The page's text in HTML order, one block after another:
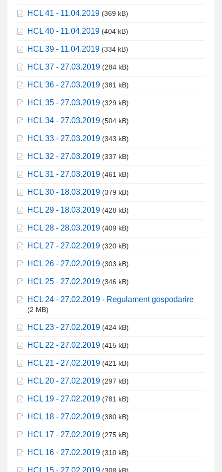
HCL 41 - 11.04.2019 (369 kB)
HCL 40 - 11.04.2019 (404 kB)
HCL 39 - 11.04.2019 (334 kB)
HCL 37 - 27.03.2019 (284 kB)
HCL 36 - 27.03.2019 (381 kB)
HCL 35 - 27.03.2019 (329 kB)
HCL 34 - 27.03.2019 (504 kB)
HCL 33 - 27.03.2019 (343 kB)
HCL 32 - 27.03.2019 (337 kB)
HCL 31 - 27.03.2019 (461 kB)
HCL 30 - 18.03.2019 (379 kB)
HCL 29 - 18.03.2019 (428 kB)
HCL 28 - 28.03.2019 (409 kB)
HCL 27 - 27.02.2019 (320 kB)
HCL 26 - 27.02.2019 (303 kB)
HCL 25 - 27.02.2019 (346 kB)
HCL 24 - 27.02.2019 - Regulament gospodarire
(2 MB)
HCL 23 - 27.02.2019 (424 kB)
HCL 22 - 27.02.2019 (415 kB)
HCL 21 - 27.02.2019 (421 kB)
HCL 20 - 27.02.2019 (297 kB)
HCL 19 - 27.02.2019 (781 kB)
HCL 18 - 27.02.2019 (380 kB)
HCL 17 - 27.02.2019 (275 kB)
HCL 16 - 27.02.2019 (310 kB)
HCL 15 - 27.02.2019